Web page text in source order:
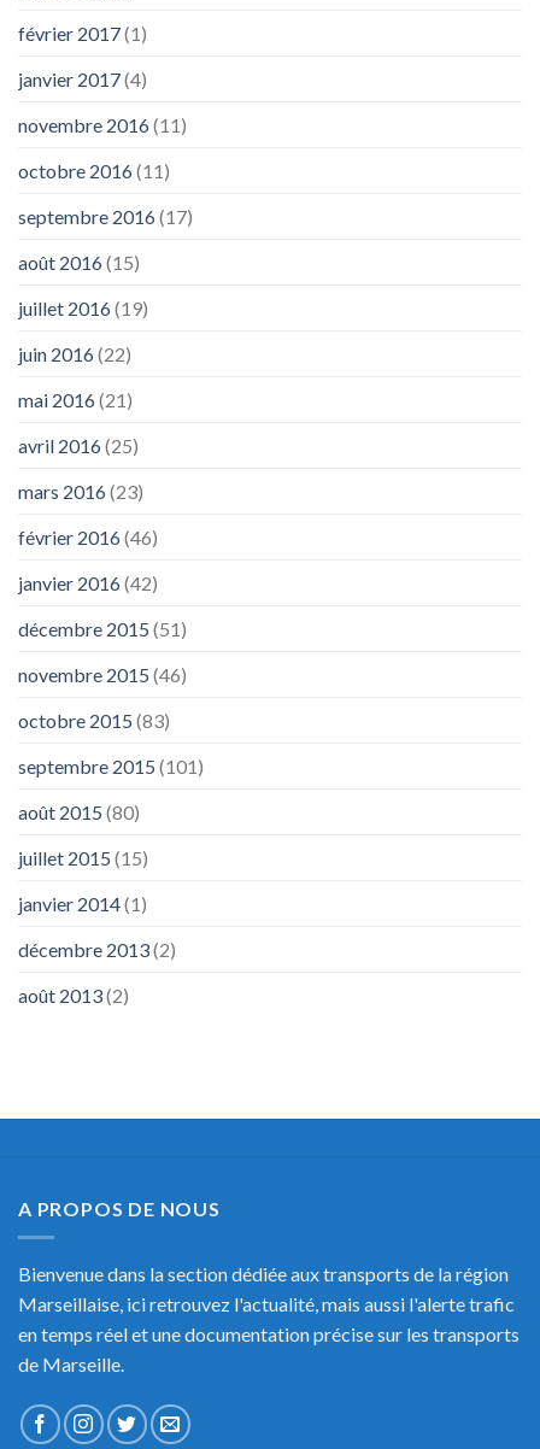
février 2017(1)
janvier 2017(4)
novembre 2016(11)
octobre 2016(11)
septembre 2016(17)
août 2016(15)
juillet 2016(19)
juin 2016(22)
mai 2016(21)
avril 2016(25)
mars 2016(23)
février 2016(46)
janvier 2016(42)
décembre 2015 (51)
novembre 2015 (46)
octobre 2015 (83)
septembre 2015 (101)
août 2015 (80)
juillet 2015 (15)
janvier 2014(1)
décembre 2013(2)
août 2013(2)
A PROPOS DE NOUS
Bienvenue dans la section dédiée aux transports de la région
Marseillaise, ici retrouvez l'actualité, mais aussi l'alerte trafic
en temps réel et une documentation précise sur les transports
de Marseille.